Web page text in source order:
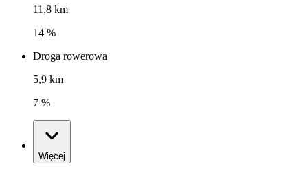
11,8 km
14 %
Droga rowerowa
5,9 km
7 %
Więcej